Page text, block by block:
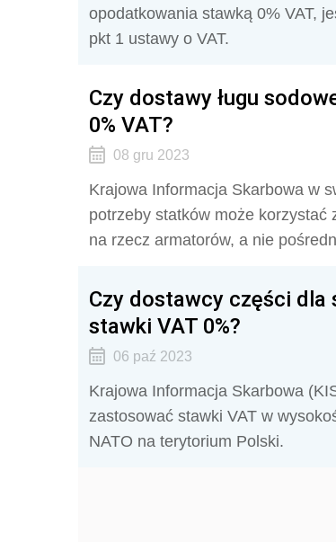
opodatkowania stawką 0% VAT,
pkt 1 ustawy o VAT.
Czy dostawy ługu
0% VAT?
08 gru 2023
Krajowa Informacja Skarbowa w
potrzeby statków może korzystać
na rzecz armatorów, a nie
Czy dostawcy części dla
stawki VAT 0%?
06 paź 2023
Krajowa Informacja Skarbowa
zastosować stawki VAT w
NATO na terytorium Polski.